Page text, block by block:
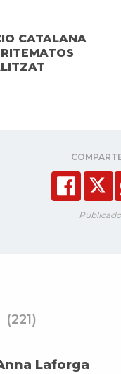
CATALANA
(221)
Laforga